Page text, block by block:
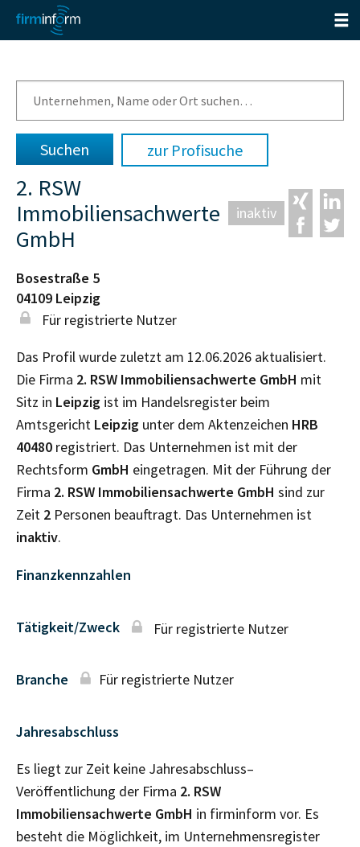
zur Profisuche
2. RSW
Immobiliensachwerte
GmbH
inaktiv
Bosestraße 5
04109 Leipzig
Für registrierte Nutzer
Das Profil wurde zuletzt am 12.06.2026 aktualisiert.
Die Firma 2. RSW Immobiliensachwerte GmbH mit
Sitz in Leipzig ist im Handelsregister beim
Amtsgericht Leipzig unter dem Aktenzeichen HRB
40480 registriert. Das Unternehmen ist mit der
Rechtsform GmbH eingetragen. Mit der Führung der
Firma 2. RSW Immobiliensachwerte GmbH sind zur
Zeit 2 Personen beauftragt. Das Unternehmen ist
inaktiv.
Finanzkennzahlen
Tätigkeit/Zweck Für registrierte Nutzer
Branche Für registrierte Nutzer
Jahresabschluss
Es liegt zur Zeit keine Jahresabschluss–
Veröffentlichung der Firma 2. RSW
Immobiliensachwerte GmbH in firminform vor. Es
besteht die Möglichkeit, im Unternehmensregister